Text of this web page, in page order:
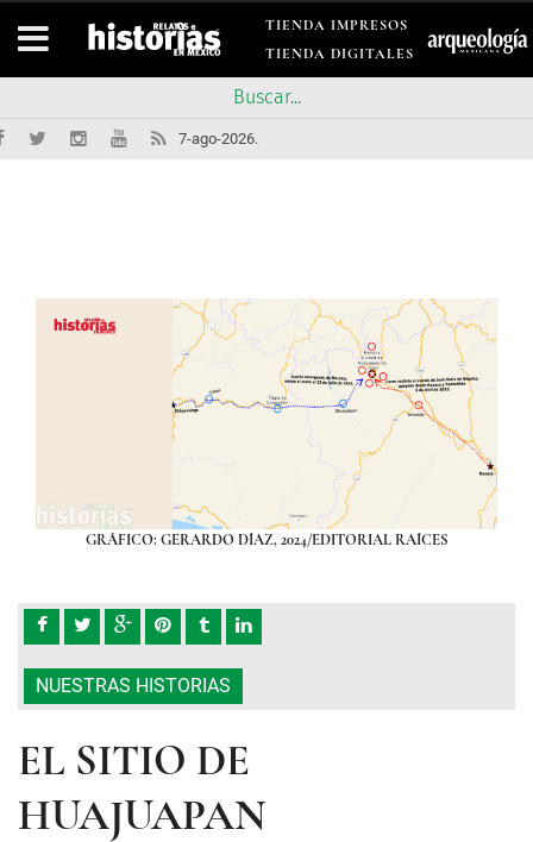
TIENDA IMPRESOS
TIENDA DIGITALES
7-ago-2026.
GRÁFICO: GERARDO DÍAZ, 2024/EDITORIAL RAÍCES
NUESTRAS HISTORIAS
EL SITIO DE
HUAJUAPAN